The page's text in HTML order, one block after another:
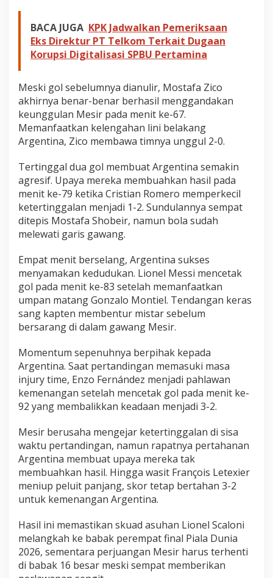
BACA JUGA KPK Jadwalkan Pemeriksaan
Eks Direktur PT Telkom Terkait Dugaan
Korupsi Digitalisasi SPBU Pertamina
Meski gol sebelumnya dianulir, Mostafa Zico
akhirnya benar-benar berhasil menggandakan
keunggulan Mesir pada menit ke-67.
Memanfaatkan kelengahan lini belakang
Argentina, Zico membawa timnya unggul 2-0.
Tertinggal dua gol membuat Argentina semakin
agresif. Upaya mereka membuahkan hasil pada
menit ke-79 ketika Cristian Romero memperkecil
ketertinggalan menjadi 1-2. Sundulannya sempat
ditepis Mostafa Shobeir, namun bola sudah
melewati garis gawang.
Empat menit berselang, Argentina sukses
menyamakan kedudukan. Lionel Messi mencetak
gol pada menit ke-83 setelah memanfaatkan
umpan matang Gonzalo Montiel. Tendangan keras
sang kapten membentur mistar sebelum
bersarang di dalam gawang Mesir.
Momentum sepenuhnya berpihak kepada
Argentina. Saat pertandingan memasuki masa
injury time, Enzo Fernández menjadi pahlawan
kemenangan setelah mencetak gol pada menit ke-
92 yang membalikkan keadaan menjadi 3-2.
Mesir berusaha mengejar ketertinggalan di sisa
waktu pertandingan, namun rapatnya pertahanan
Argentina membuat upaya mereka tak
membuahkan hasil. Hingga wasit François Letexier
meniup peluit panjang, skor tetap bertahan 3-2
untuk kemenangan Argentina.
Hasil ini memastikan skuad asuhan Lionel Scaloni
melangkah ke babak perempat final Piala Dunia
2026, sementara perjuangan Mesir harus terhenti
di babak 16 besar meski sempat memberikan